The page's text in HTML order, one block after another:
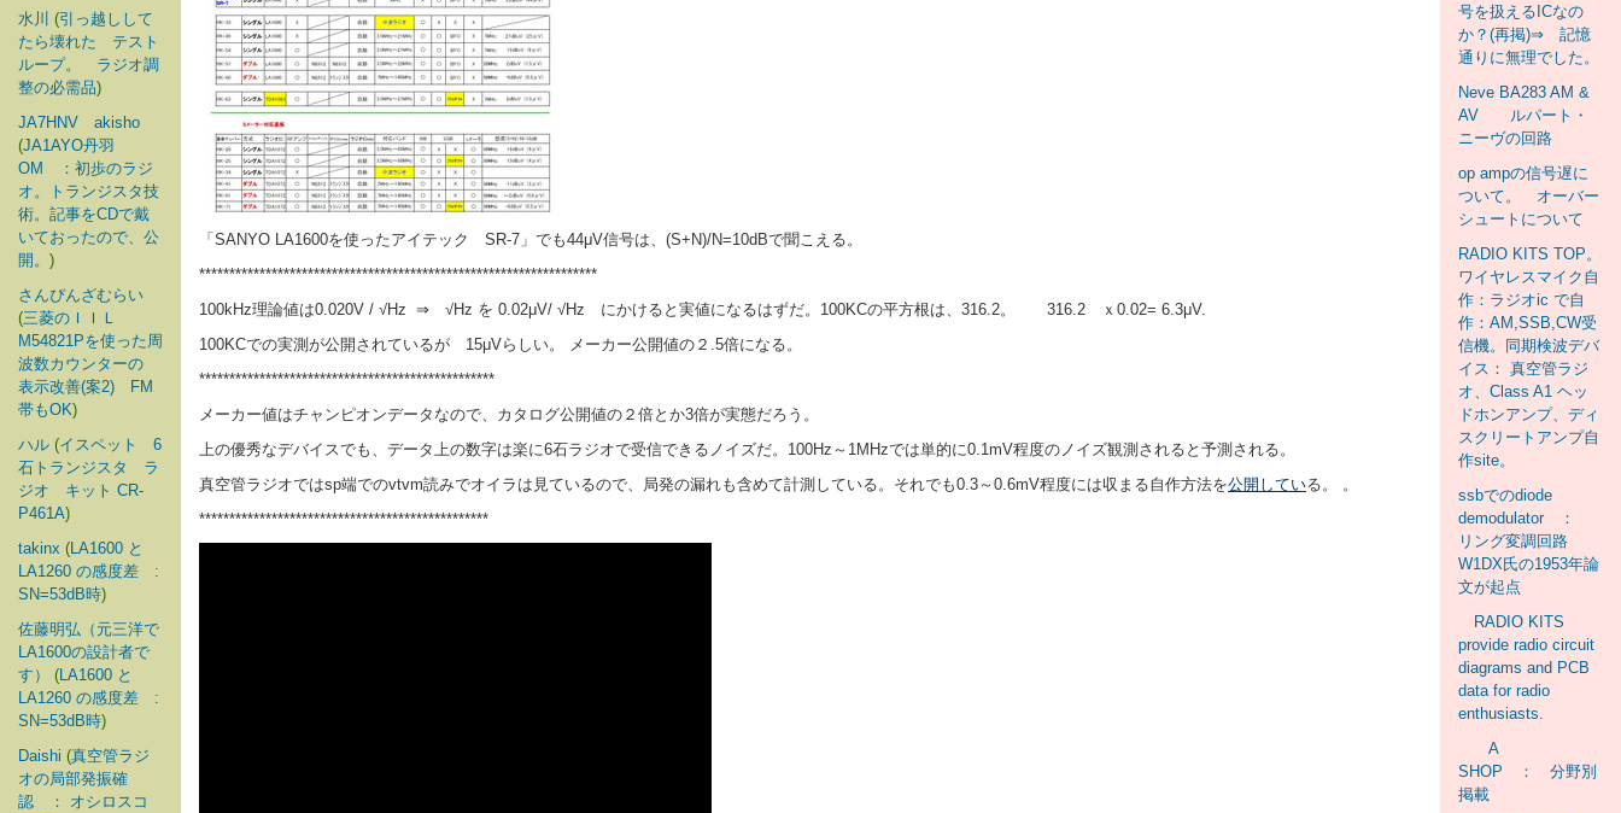
水川 (引っ越しして
たら壊れた テスト
ループ。 ラジオ調
整の必需品)
JA7HNV akisho
(JA1AYO丹羽
OM ：初歩のラジ
オ。トランジスタ技
術。記事をCDで戴
いておったので、公
開。 )
さんぴんざむらい
(三菱のＩＩＬ
M54821Pを使った周
波数カウンターの
表示改善(案2) FM
帯もOK)
ハル (イスペット 6
石トランジスタ ラ
ジオ キット CR-
P461A)
takinx (LA1600 と
LA1260 の感度差 :
SN=53dB時)
佐藤明弘（元三洋で
LA1600の設計者で
す）
(LA1600 と
LA1260 の感度差 :
SN=53dB時)
Daishi (真空管ラジ
オの局部発振確
認 ： オシロスコ
「SANYO LA1600を使ったアイテック SR-7」でも44μV信号は、 (S+N)/N=10dBで聞こえる。
******************************************************************
100kHz理論値は0.020V / √Hz ⇒ √Hz を 0.02μV/ √Hz にかけると実値になるはずだ。 100KCの平方根は、 316.2。 316.2 ｘ0.02= 6.3μV.
100KCでの実測が公開されているが 15μVらしい。 メーカー公開値の２.5倍になる。
*************************************************
メーカー値はチャンピオンデータなので、カタログ公開値の２倍とか3倍が実態だろう。
上の優秀なデバイスでも、データ上の数字は楽に6石ラジオで受信できるノイズだ。100Hz～1MHzでは単的に0.1mV程度のノイズ観測されると予測される。
真空管ラジオではsp端でのvtvm読みでオイラは見ているので、局発の漏れも含めて計測している。それでも0.3～0.6mV程度には収まる自作方法を公開している。 。
************************************************
号を扱えるICなの
か？(再掲)⇒ 記憶
通りに無理でした。
Neve BA283 AM &
AV ルパート・
ニーヴの回路
op ampの信号遅に
ついて。 オーバー
シュートについて
RADIO KITS TOP。
ワイヤレスマイク自
作：ラジオic で自
作：AM,SSB,CW受
信機。同期検波デバ
イス： 真空管ラジ
オ、Class A1 ヘッ
ドホンアンプ、ディ
スクリートアンプ自
作site。
ssbでのdiode
demodulator ：
リング変調回路
W1DX氏の1953年論
文が起点
RADIO KITS
provide radio circuit
diagrams and PCB
data for radio
enthusiasts.
A
SHOP ： 分野別
掲載